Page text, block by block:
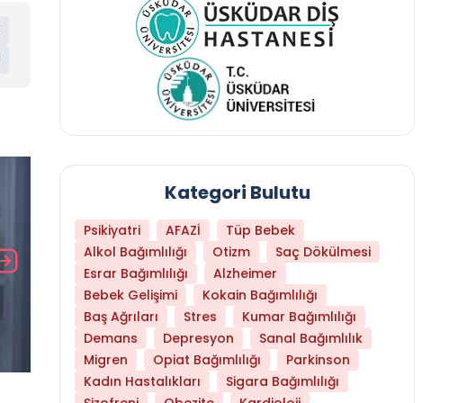
Hangi Yaşta Hangi Testi Yaptırmanız
Kategori Bulutu
Psikiyatri AFAZİ
Tüp Bebek
Alkol Bağımlılığı
Otizm
Saç Dökülmesi
Esrar Bağımlılığı
Alzheimer
Bebek Gelişimi
Kokain Bağımlılığı
Baş Ağrıları
Stres
Kumar Bağımlılığı
Demans
Depresyon
Sanal Bağımlılık
Migren
Opiat Bağımlılığı
Parkinson
Kadın Hastalıkları
Sigara Bağımlılığı